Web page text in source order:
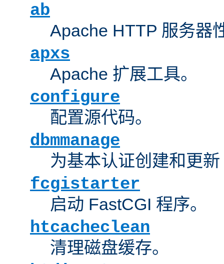
ab
Apache HTTP 服务器
apxs
Apache 扩展工具。
configure
配置源代码。
dbmmanage
为基本认证创建和更
fcgistarter
启动 FastCGI 程序。
htcacheclean
清理磁盘缓存。